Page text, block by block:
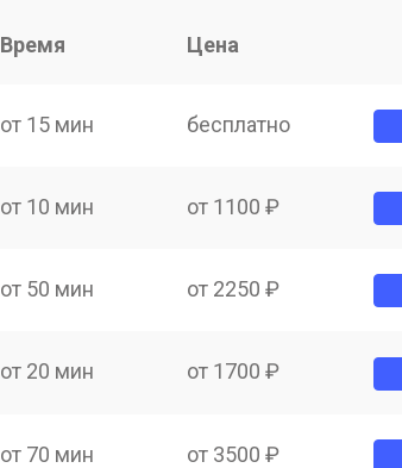
Время Цена
от 15 мин бесплатно
от 10 мин от 1100 ₽
от 50 мин от 2250 ₽
от 20 мин от 1700 ₽
от 70 мин от 3500 ₽